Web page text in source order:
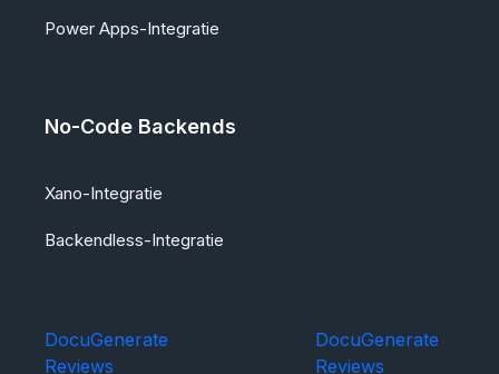
Power Apps-Integratie
No-Code Backends
Xano-Integratie
Backendless-Integratie
DocuGenerate
Reviews
DocuGenerate
Reviews